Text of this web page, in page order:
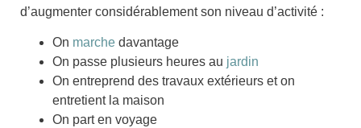
d’augmenter considérablement son niveau d’activité :
On marche davantage
On passe plusieurs heures au jardin
On entreprend des travaux extérieurs et on
entretient la maison
On part en voyage